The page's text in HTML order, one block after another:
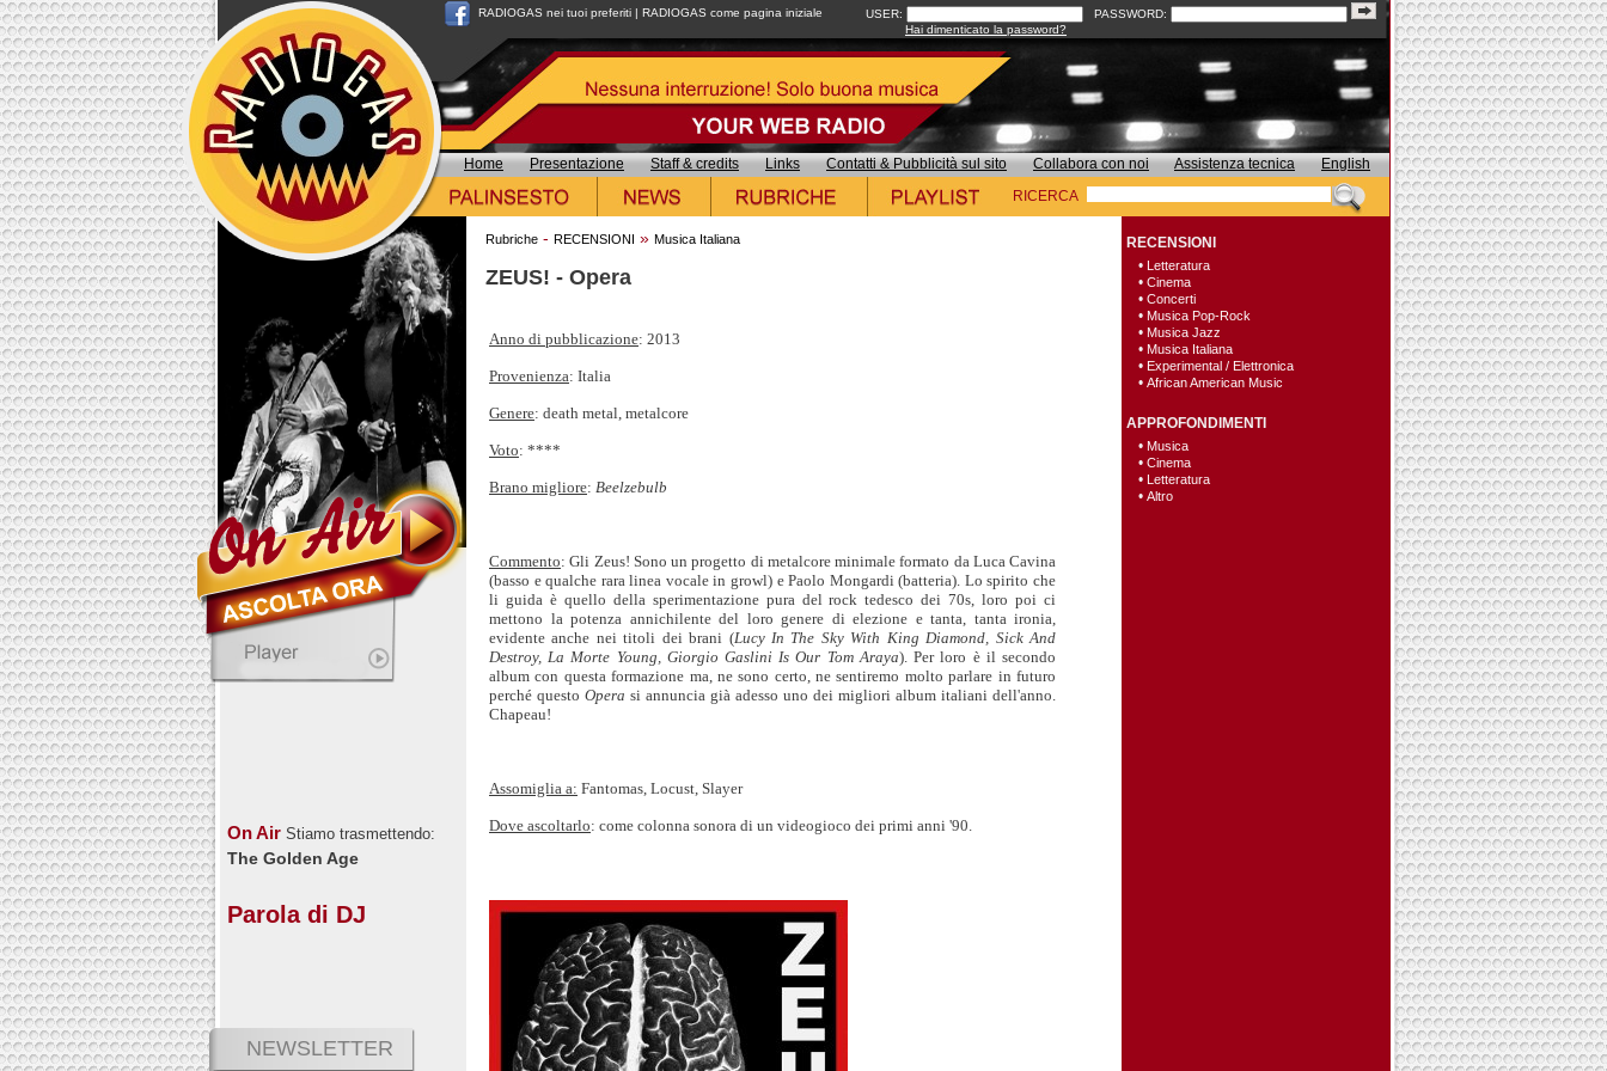
RADIOGAS nei tuoi preferiti | RADIOGAS come pagina iniziale USER:
PASSWORD:
Hai dimenticato la password?
Home Presentazione Staff & credits Links Contatti & Pubblicità sul sito Collabora con noi Assistenza tecnica
English
RICERCA
On Air Stiamo trasmettendo:
The Golden Age
Parola di DJ
NEWSLETTER
Rubriche - RECENSIONI » Musica Italiana
ZEUS! - Opera
Anno di pubblicazione: 2013
Provenienza: Italia
Genere: death metal, metalcore
Voto: ****
Brano migliore: Beelzebulb
Commento: Gli Zeus! Sono un progetto di metalcore minimale formato da Luca Cavina
(basso e qualche rara linea vocale in growl) e Paolo Mongardi (batteria). Lo spirito che
li guida è quello della sperimentazione pura del rock tedesco dei 70s, loro poi ci
mettono la potenza annichilente del loro genere di elezione e tanta, tanta ironia,
evidente anche nei titoli dei brani (Lucy In The Sky With King Diamond, Sick And
Destroy, La Morte Young, Giorgio Gaslini Is Our Tom Araya). Per loro è il secondo
album con questa formazione ma, ne sono certo, ne sentiremo molto parlare in futuro
perché questo Opera si annuncia già adesso uno dei migliori album italiani dell'anno.
Chapeau!
Assomiglia a: Fantomas, Locust, Slayer
Dove ascoltarlo: come colonna sonora di un videogioco dei primi anni '90.
RECENSIONI
• Letteratura
• Cinema
• Concerti
• Musica Pop-Rock
• Musica Jazz
• Musica Italiana
• Experimental / Elettronica
• African American Music
APPROFONDIMENTI
• Musica
• Cinema
• Letteratura
• Altro